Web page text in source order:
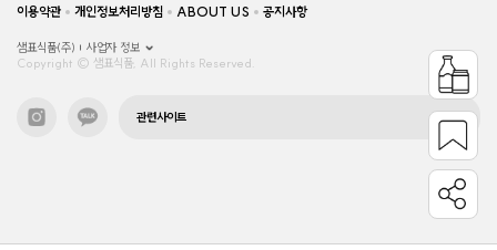
이용약관 개인정보처리방침 ABOUT US 공지사항
샘표식품(주)
사업자 정보
Copyright © 샘표식품, All Rights Reserved.
관련사이트